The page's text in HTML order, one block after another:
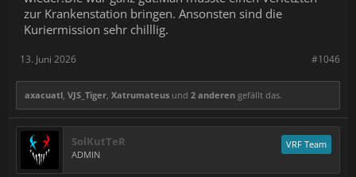
zur Krankenstation bringen. Ansonsten sind die
Kuriermission sehr chilllig.
#1046
13. Juni 2026
axacuatl, VJS_Tiger, Xatrumateus und 2 anderen gefällt das.
SolKutTeR
ADMIN
VRF Team